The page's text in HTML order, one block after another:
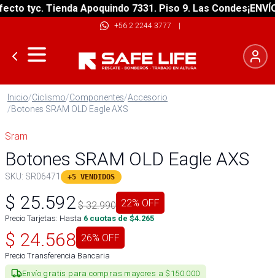
tyc. Tienda Apoquindo 7331. Piso 9. Las Condes¡ENVÍO
+56 2 2244 3777 |
Inicio/Ciclismo/Componentes/Accesorio
/Botones SRAM OLD Eagle AXS
Sram
Botones SRAM OLD Eagle AXS
SKU: SR06471 +5 VENDIDOS
$ 25.592 $32.990 22% OFF
Precio Tarjetas: Hasta 6 cuotas de $4.265
$ 24.568 26% OFF
Precio Transferencia Bancaria
Envío gratis para compras mayores a $150.000